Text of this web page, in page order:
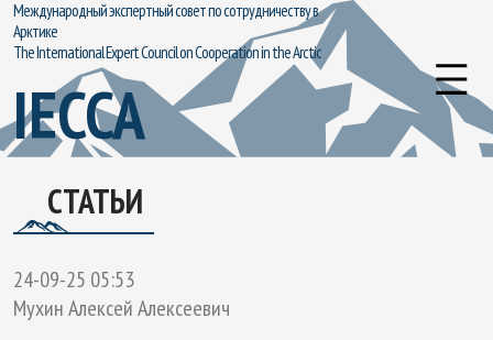
Международный экспертный совет по сотрудничеству в
Арктике
The International Expert Council on Cooperation in the Arctic
IECCA
СТАТЬИ
24-09-25 05:53
Мухин Алексей Алексеевич